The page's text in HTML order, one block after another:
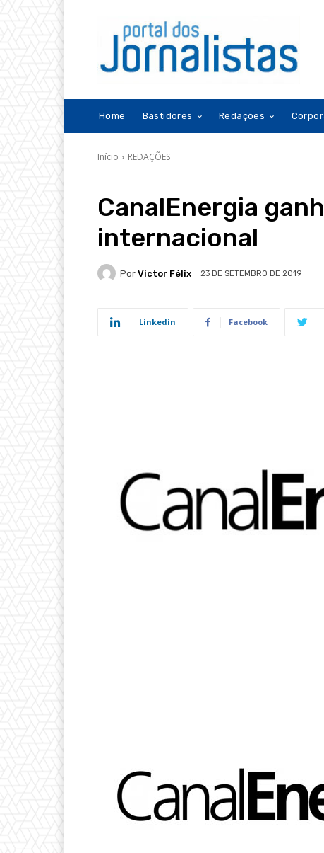
Home Bastidores Redações
Início REDAÇÕES
CanalEnergia
internacional
Por Victor Félix 23 DE SETEMBRO DE 2019
Linkedin Facebook